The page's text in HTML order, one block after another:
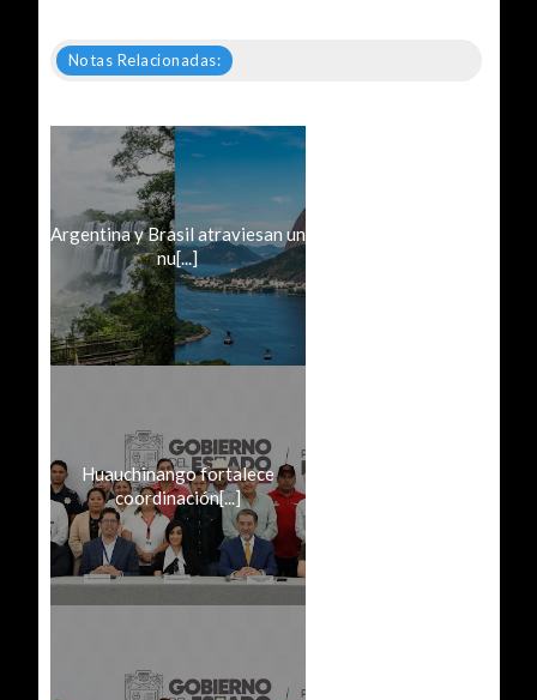
Notas Relacionadas:
Argentina y Brasil atraviesan un
nu[...]
Huauchinango fortalece
coordinación[...]